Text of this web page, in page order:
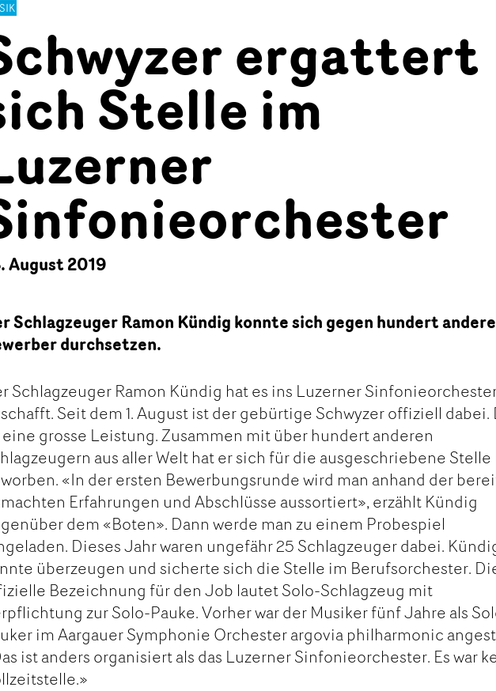
ergattert
Stelle im
August 2019
Schlagzeuger Ramon Kündig konnte sich gegen hundert andere
durchsetzen.
Schlagzeuger Ramon Kündig hat es ins Luzerner
Seit dem 1. August ist der gebürtige Schwyzer offiziell dabei.
eine grosse Leistung. Zusammen mit über hundert anderen
aus aller Welt hat er sich für die ausgeschriebene Stelle
«In der ersten Bewerbungsrunde wird man anhand der
Erfahrungen und Abschlüsse aussortiert», erzählt Kündig
dem «Boten». Dann werde man zu einem Probespiel
Dieses Jahr waren ungefähr 25 Schlagzeuger dabei.
überzeugen und sicherte sich die Stelle im Berufsorchester.
Bezeichnung für den Job lautet Solo-Schlagzeug mit
zur Solo-Pauke. Vorher war der Musiker fünf Jahre als
im Aargauer Symphonie Orchester argovia philharmonic
ist anders organisiert als das Luzerner Sinfonieorchester. Es war